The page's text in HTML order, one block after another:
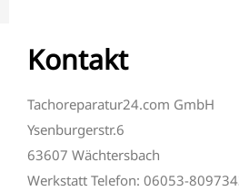
Kontakt
Tachoreparatur24.com GmbH
Ysenburgerstr.6
63607 Wächtersbach
Werkstatt Telefon: 06053-